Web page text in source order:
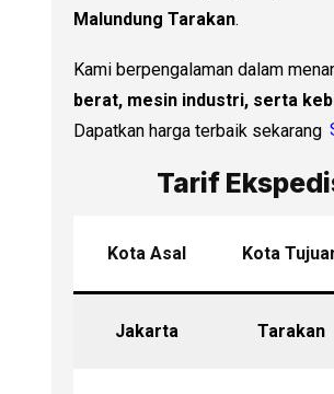
Malundung Tarakan.
Kami berpengalaman dalam
berat, mesin industri, serta
Dapatkan harga terbaik sekarang
Tarif
Kota Asal Kota
Jakarta Tarakan